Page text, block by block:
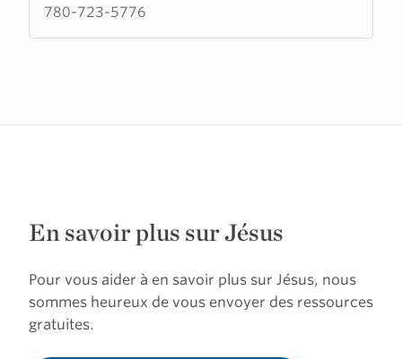
780-723-5776
En savoir plus sur Jésus
Pour vous aider à en savoir plus sur Jésus, nous
sommes heureux de vous envoyer des ressources
gratuites.